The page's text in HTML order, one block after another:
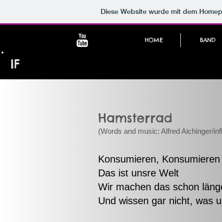
Diese Website wurde mit dem
HOME BAND
IF
Hamsterrad
(Words and music: Alfred Aichinger/
Konsumieren, Konsumieren
Das ist unsre Welt
Wir machen das schon
Und wissen gar nicht, was